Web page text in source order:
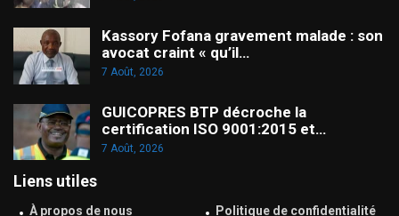
Kassory Fofana gravement malade : son
avocat craint « qu’il…
7 Août, 2026
GUICOPRES BTP décroche la
certification ISO 9001:2015 et…
7 Août, 2026
Liens utiles
À propos de nous Politique de confidentialité